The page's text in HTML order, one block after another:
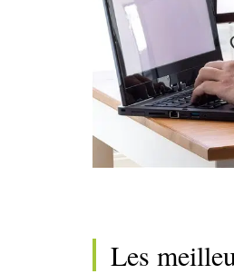
Les